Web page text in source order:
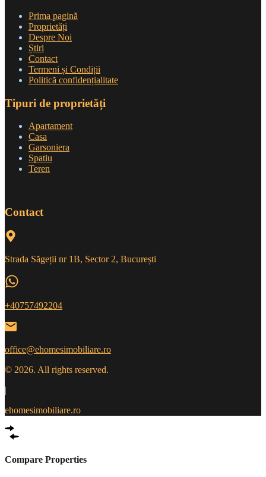
Prima pagină
Proprietăți
Despre Noi
Știri
Contact
Termeni și Condiții
Politică confidențialitate
Tipuri de proprietăți
Apartament
Casa
Garsoniera
Spatiu
Teren
Contact
Strada Săgeții nr 1B, Sector 2, București
+40757492204
office@ehomesimobiliare.ro
© 2026. All rights reserved.
|
ehomesimobiliare.ro
Compare Properties